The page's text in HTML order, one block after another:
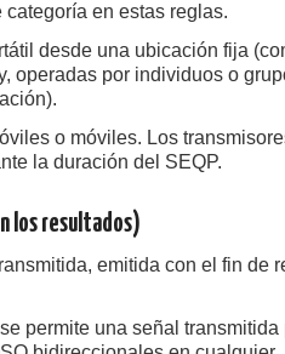
en estas reglas.
desde una ubicación fija
operadas por individuos o
o móviles. Los
la duración del SEQP.
los resultados)
emitida con el fin de
permite una señal transmitida